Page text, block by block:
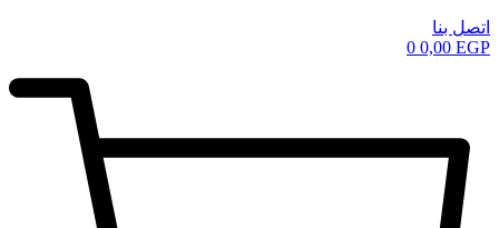
اتصل بنا
0,00 EGP
0